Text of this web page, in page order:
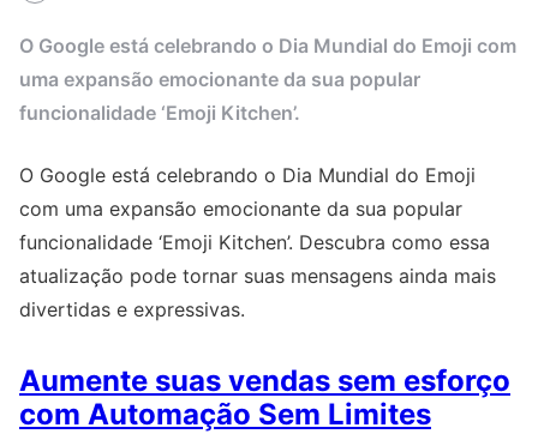
O Google está celebrando o Dia Mundial do Emoji com
uma expansão emocionante da sua popular
funcionalidade ‘Emoji Kitchen’.
O Google está celebrando o Dia Mundial do Emoji
com uma expansão emocionante da sua popular
funcionalidade ‘Emoji Kitchen’. Descubra como essa
atualização pode tornar suas mensagens ainda mais
divertidas e expressivas.
Aumente suas vendas sem esforço
com Automação Sem Limites